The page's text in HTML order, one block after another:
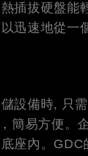
插拔硬盤能
迅速地從一
設備時, 只
簡易方便。
座內。GDC